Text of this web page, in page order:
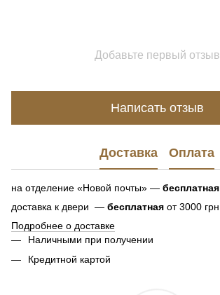
Добавьте первый отзыв
Написать отзыв
Доставка Оплата
на отделение «Новой почты» — бесплатная
доставка к двери — бесплатная от 3000 грн.
Подробнее о доставке
Наличными при получении
Кредитной картой